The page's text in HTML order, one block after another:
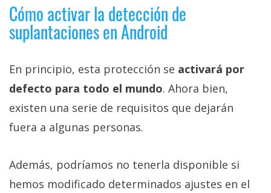
Cómo activar la detección de
suplantaciones en Android
En principio, esta protección se activará por
defecto para todo el mundo. Ahora bien,
existen una serie de requisitos que dejarán
fuera a algunas personas.
Además, podríamos no tenerla disponible si
hemos modificado determinados ajustes en el